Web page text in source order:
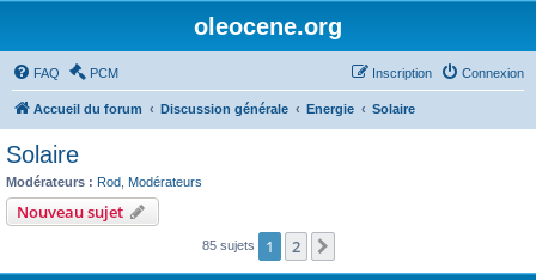
oleocene.org
FAQ PCM Connexion
Inscription
Accueil du forum Discussion générale Energie Solaire
Solaire
Modérateurs : Rod Modérateurs
Nouveau sujet
85 sujets 1 2